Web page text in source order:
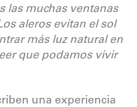
las muchas ventanas
aleros evitan el sol
más luz natural en
que podamos vivir
una experiencia